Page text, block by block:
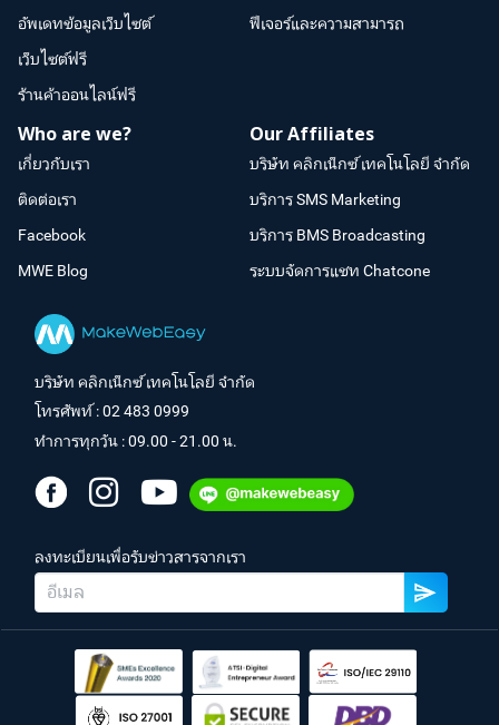
อัพเดทข้อมูลเว็บไซต์
เว็บไซต์ฟรี
ร้านค้าออนไลน์ฟรี
ฟีเจอร์และความสามารถ
Who are we?
เกี่ยวกับเรา
ติดต่อเรา
Facebook
MWE Blog
Our Affiliates
บริษัท คลิกเน็กซ์ เทคโนโลยี จำกัด
บริการ SMS Marketing
บริการ BMS Broadcasting
ระบบจัดการแชท Chatcone
บริษัท คลิกเน็กซ์ เทคโนโลยี จำกัด
โทรศัพท์ :02 483 0999
ทำการทุกวัน : 09.00 - 21.00 น.
ลงทะเบียนเพื่อรับข่าวสารจากเรา